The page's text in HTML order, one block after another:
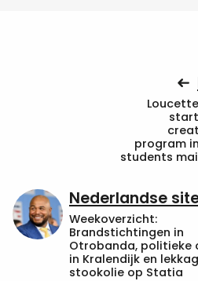
program
students
Nederlandse
Weekoverzicht:
Brandstichtingen in
Otrobanda, politieke
in Kralendijk en
stookolie op Statia